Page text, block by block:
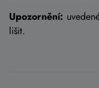
Upozornění:
lišit.